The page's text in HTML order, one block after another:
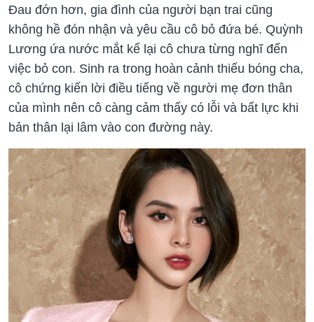
Đau đớn hơn, gia đình của người bạn trai cũng
không hề đón nhận và yêu cầu cô bỏ đứa bé. Quỳnh
Lương ứa nước mắt kể lại cô chưa từng nghĩ đến
việc bỏ con. Sinh ra trong hoàn cảnh thiếu bóng cha,
cô chứng kiến lời điều tiếng về người mẹ đơn thân
của mình nên cô càng cảm thấy có lỗi và bất lực khi
bản thân lại lâm vào con đường này.